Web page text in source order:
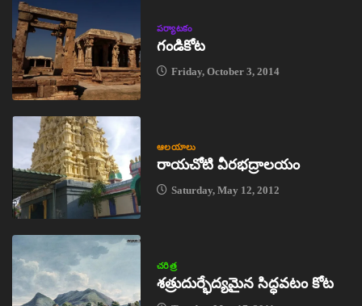
పర్యాటకం
గండికోట
Friday, October 3, 2014
ఆలయాలు
రాయచోటి వీరభద్రాలయం
Saturday, May 12, 2012
చరిత్ర
శత్రుదుర్భేద్యమైన సిద్ధవటం కోట